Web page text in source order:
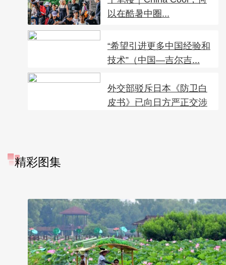
以在酷暑中圈...
“希望引进更多中国经验和
技术”（中国—吉尔吉...
外交部驳斥日本《防卫白
皮书》已向日方严正交涉
精彩图集